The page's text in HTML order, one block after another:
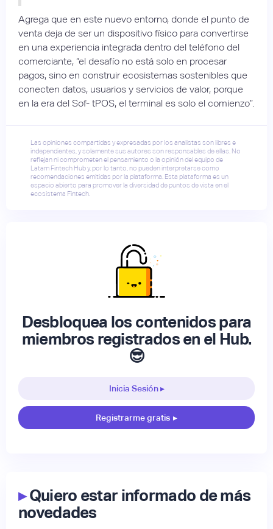
Agrega que en este nuevo entorno, donde el punto de
venta deja de ser un dispositivo físico para convertirse
en una experiencia integrada dentro del teléfono del
comerciante, “el desafío no está solo en procesar
pagos, sino en construir ecosistemas sostenibles que
conecten datos, usuarios y servicios de valor, porque
en la era del Sof- tPOS, el terminal es solo el comienzo”.
Las opiniones compartidas y expresadas por los analistas son libres e
independientes, y solamente sus autores son responsables de ellas. No
reflejan ni comprometen el pensamiento o la opinión del equipo de
Latam Fintech Hub y, por lo tanto, no pueden interpretarse como
recomendaciones emitidas por la plataforma. Esta plataforma es un
espacio abierto para promover la diversidad de puntos de vista en el
ecosistema Fintech.
Desbloquea los contenidos para
miembros registrados en el Hub.
😎
Inicia Sesión ▸
Registrarme gratis ▸
▸Quiero estar informado de más
novedades